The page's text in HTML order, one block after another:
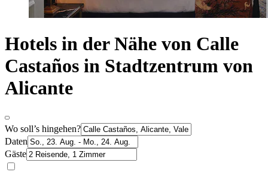
Hotels in der Nähe von Calle
Castaños in Stadtzentrum von
Alicante
Wo soll’s hingehen?
Daten
Gäste